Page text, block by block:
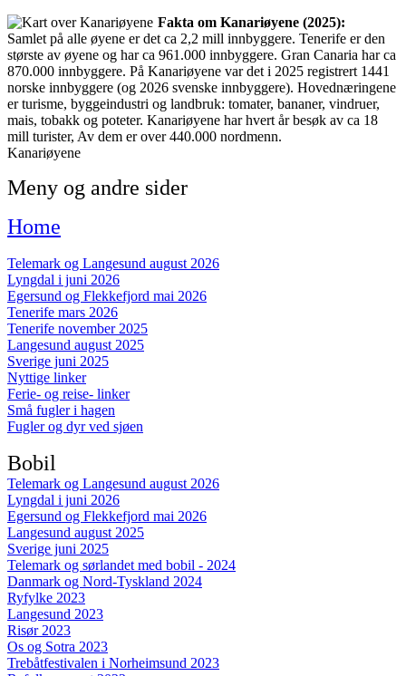
Fakta om Kanariøyene (2025):
Samlet på alle øyene er det ca 2,2 mill innbyggere. Tenerife er den
største av øyene og har ca 961.000 innbyggere. Gran Canaria har ca
870.000 innbyggere. På Kanariøyene var det i 2025 registrert 1441
norske innbyggere (og 2026 svenske innbyggere). Hovednæringene
er turisme, byggeindustri og landbruk: tomater, bananer, vindruer,
mais, tobakk og poteter. Kanariøyene har hvert år besøk av ca 18
mill turister, Av dem er over 440.000 nordmenn.
Kanariøyene
Meny og andre sider
Home
Telemark og Langesund august 2026
Lyngdal i juni 2026
Egersund og Flekkefjord mai 2026
Tenerife mars 2026
Tenerife november 2025
Langesund august 2025
Sverige juni 2025
Nyttige linker
Ferie- og reise- linker
Små fugler i hagen
Fugler og dyr ved sjøen
Bobil
Telemark og Langesund august 2026
Lyngdal i juni 2026
Egersund og Flekkefjord mai 2026
Langesund august 2025
Sverige juni 2025
Telemark og sørlandet med bobil - 2024
Danmark og Nord-Tyskland 2024
Ryfylke 2023
Langesund 2023
Risør 2023
Os og Sotra 2023
Trebåtfestivalen i Norheimsund 2023